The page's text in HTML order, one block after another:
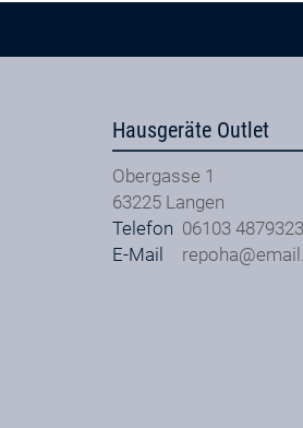
Hausgeräte Outlet
Obergasse 1
63225 Langen
Telefon 06103 4879323
E-Mail